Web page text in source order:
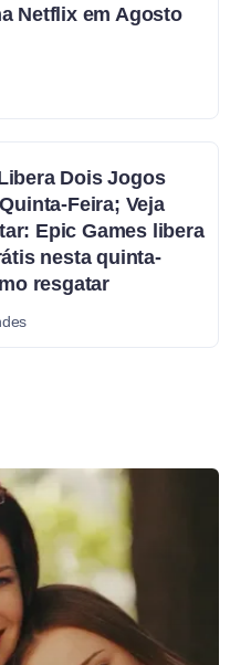
Netflix em Agosto
Dois Jogos
Feira; Veja
Epic Games libera
nesta quinta-
resgatar